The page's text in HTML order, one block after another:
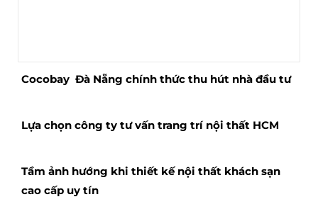
Cocobay Đà Nẵng chính thức thu hút nhà đầu tư
Lựa chọn công ty tư vấn trang trí nội thất HCM
Tầm ảnh hướng khi thiết kế nội thất khách sạn
cao cấp uy tín